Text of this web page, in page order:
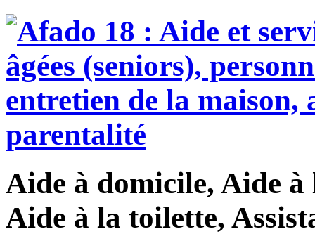
Aide à domicile, Aide
Aide à la toilette,